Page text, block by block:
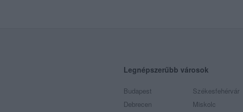
Legnépszerűbb városok
Budapest
Debrecen
Székesfehérvár
Miskolc